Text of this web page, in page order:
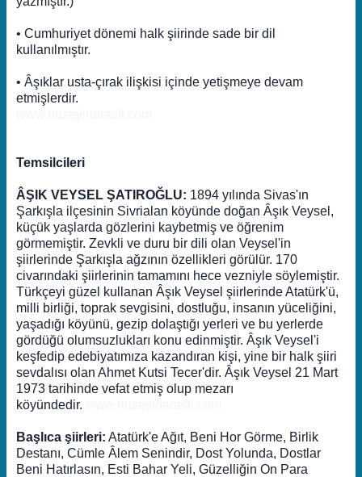
• Cumhuriyet dönemi halk şiirinde sade bir dil
kullanılmıştır.
• Âşıklar usta-çırak ilişkisi içinde yetişmeye devam
etmişlerdir.
Temsilcileri
ÂŞIK VEYSEL ŞATIROĞLU: 1894 yılında Sivas'ın
Şarkışla ilçesinin Sivrialan köyünde doğan Âşık Veysel,
küçük yaşlarda gözlerini kaybetmiş ve öğrenim
görmemiştir. Zevkli ve duru bir dili olan Veysel'in
şiirlerinde Şarkışla ağzının özellikleri görülür. 170
civarındaki şiirlerinin tamamını hece vezniyle söylemiştir.
Türkçeyi güzel kullanan Âşık Veysel şiirlerinde Atatürk'ü,
milli birliği, toprak sevgisini, dostluğu, insanın yüceliğini,
yaşadığı köyünü, gezip dolaştığı yerleri ve bu yerlerde
gördüğü olumsuzlukları konu edinmiştir. Âşık Veysel'i
keşfedip edebiyatımıza kazandıran kişi, yine bir halk şiiri
sevdalısı olan Ahmet Kutsi Tecer'dir. Âşık Veysel 21 Mart
1973 tarihinde vefat etmiş olup mezarı
köyündedir.
Başlıca şiirleri: Atatürk'e Ağıt, Beni Hor Görme, Birlik
Destanı, Cümle Âlem Senindir, Dost Yolunda, Dostlar
Beni Hatırlasın, Esti Bahar Yeli, Güzelliğin On Para